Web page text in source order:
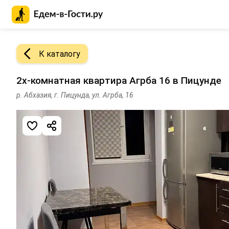
К каталогу
2х-комнатная квартира Агрба 16 в Пицунде
р. Абхазия, г. Пицунда, ул. Агрба, 16